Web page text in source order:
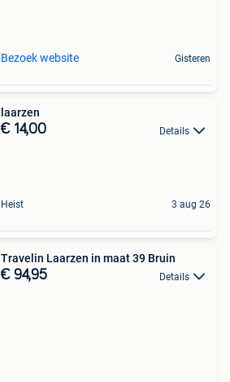
Bezoek website Gisteren
laarzen
€ 14,00 Details
Heist 3 aug 26
Travelin Laarzen in maat 39 Bruin
€ 94,95 Details